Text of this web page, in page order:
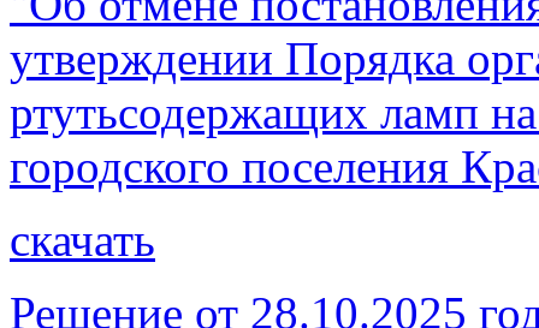
утверждении Порядка
ртутьсодержащих ламп
городского поселения
скачать
Решение от 28.10.2025